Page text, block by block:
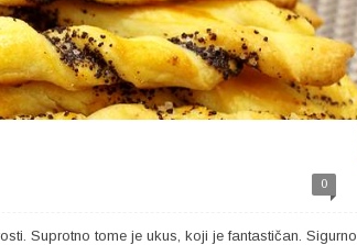
0
Suprotno tome je ukus, koji je fantastičan. Sigurno